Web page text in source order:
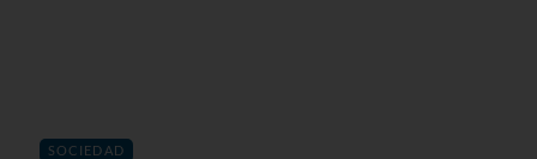
SOCIEDAD